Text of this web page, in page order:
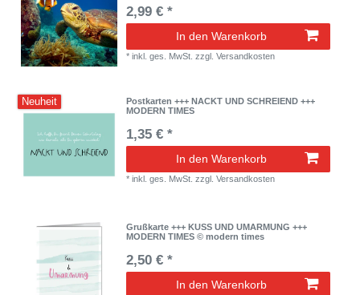
2,99 € *
In den Warenkorb
*inkl. ges. MwSt. zzgl.Versandkosten
Neuheit
Postkarten +++ NACKT UND SCHREIEND +++
MODERN TIMES
1,35 € *
In den Warenkorb
*inkl. ges. MwSt. zzgl.Versandkosten
Grußkarte +++ KUSS UND UMARMUNG +++
MODERN TIMES © modern times
2,50 € *
In den Warenkorb